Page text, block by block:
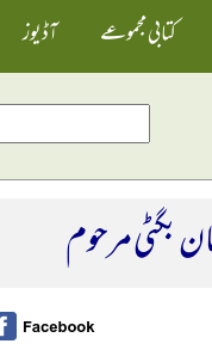
کتابی مجموعے آڈیوز
بگٹی مرحوم